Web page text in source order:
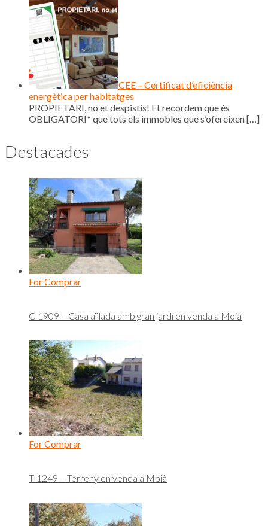
CEE – Certificat d’eficiència
energètica per habitatges
PROPIETARI, no et despistis! Et recordem que és
OBLIGATORI* que tots els immobles que s’ofereixen[…]
Destacades
For Comprar
C-1909 – Casa aïllada amb gran jardí en venda a Moià
For Comprar
T-1249 – Terreny en venda a Moià